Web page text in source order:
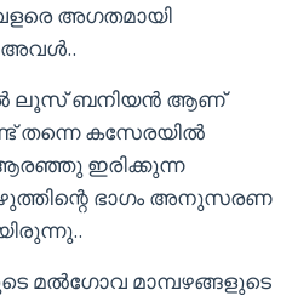
അഗതമായി
അവൾ..
ലൂസ് ബനിയൻ ആണ്
തന്നെ കസേരയിൽ
ആരഞ്ഞു ഇരിക്കുന്ന
ഭാഗം അനുസരണ
മൽഗോവ മാമ്പഴങ്ങളുടെ